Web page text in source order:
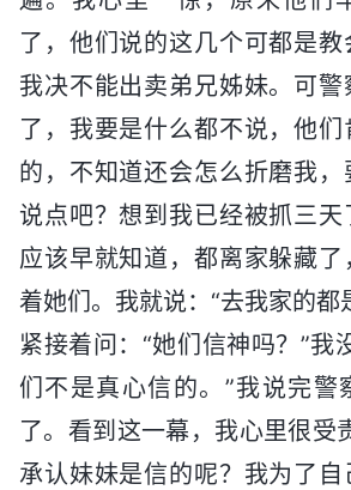
了，他们说的这几个可都是教
我决不能出卖弟兄姊妹。可
了，我要是什么都不说，他
的，不知道还会怎么折磨我
说点吧？想到我已经被抓三天
应该早就知道，都离家躲藏
着她们。我就说：“去我家的都
紧接着问：“她们信神吗？”我
们不是真心信的。”我说完警
了。看到这一幕，我心里很受
承认妹妹是信的呢？我为了